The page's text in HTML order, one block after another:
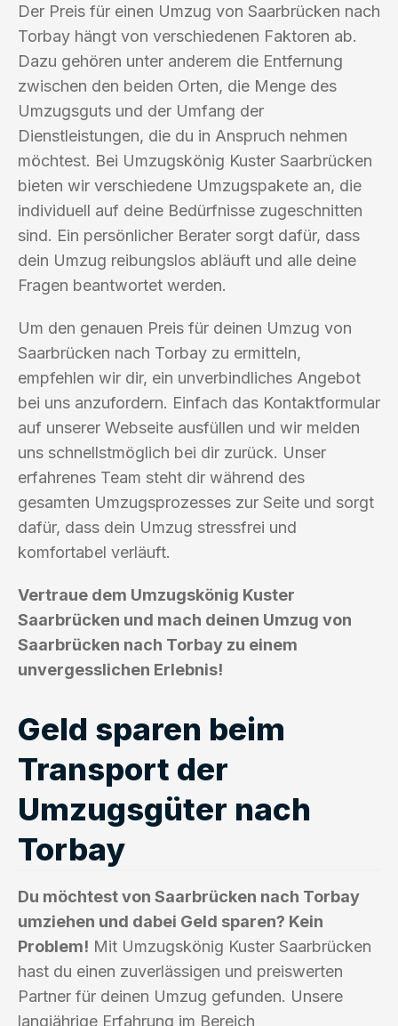
Der Preis für einen Umzug von Saarbrücken nach
Torbay hängt von verschiedenen Faktoren ab.
Dazu gehören unter anderem die Entfernung
zwischen den beiden Orten, die Menge des
Umzugsguts und der Umfang der
Dienstleistungen, die du in Anspruch nehmen
möchtest. Bei Umzugskönig Kuster Saarbrücken
bieten wir verschiedene Umzugspakete an, die
individuell auf deine Bedürfnisse zugeschnitten
sind. Ein persönlicher Berater sorgt dafür, dass
dein Umzug reibungslos abläuft und alle deine
Fragen beantwortet werden.
Um den genauen Preis für deinen Umzug von
Saarbrücken nach Torbay zu ermitteln,
empfehlen wir dir, ein unverbindliches Angebot
bei uns anzufordern. Einfach das Kontaktformular
auf unserer Webseite ausfüllen und wir melden
uns schnellstmöglich bei dir zurück. Unser
erfahrenes Team steht dir während des
gesamten Umzugsprozesses zur Seite und sorgt
dafür, dass dein Umzug stressfrei und
komfortabel verläuft.
Vertraue dem Umzugskönig Kuster
Saarbrücken und mach deinen Umzug von
Saarbrücken nach Torbay zu einem
unvergesslichen Erlebnis!
Geld sparen beim
Transport der
Umzugsgüter nach
Torbay
Du möchtest von Saarbrücken nach Torbay
umziehen und dabei Geld sparen? Kein
Problem! Mit Umzugskönig Kuster Saarbrücken
hast du einen zuverlässigen und preiswerten
Partner für deinen Umzug gefunden. Unsere
langjährige Erfahrung im Bereich